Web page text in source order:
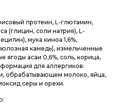
протеин, L-глютамин,
(глицин, соли натрия), L-
мука киноа 1,6%,
камедь), измельченные
ягоды асаи 0,6%, соль, корица,
для аллергиков:
обрабатывающем молоко, яйца,
серы и орехи.